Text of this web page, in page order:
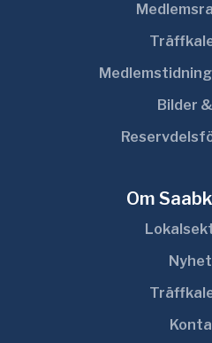
Bilder
Om